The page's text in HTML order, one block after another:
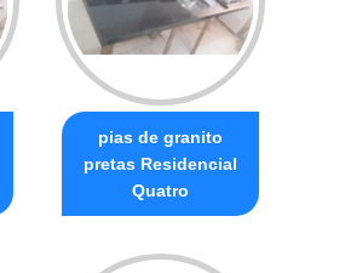
pias de granito
pretas Residencial
Quatro